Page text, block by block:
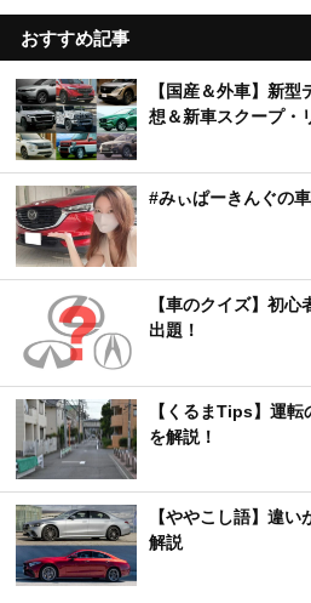
おすすめ記事
【国産＆外車】新
想＆新車スクープ・
#みぃぱーきんぐの
【車のクイズ】初
出題！
【くるまTips】運
を解説！
【ややこし語】違
解説